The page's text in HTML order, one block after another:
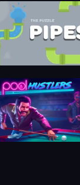
Pipes: The Puzzle
Pool Hustlers